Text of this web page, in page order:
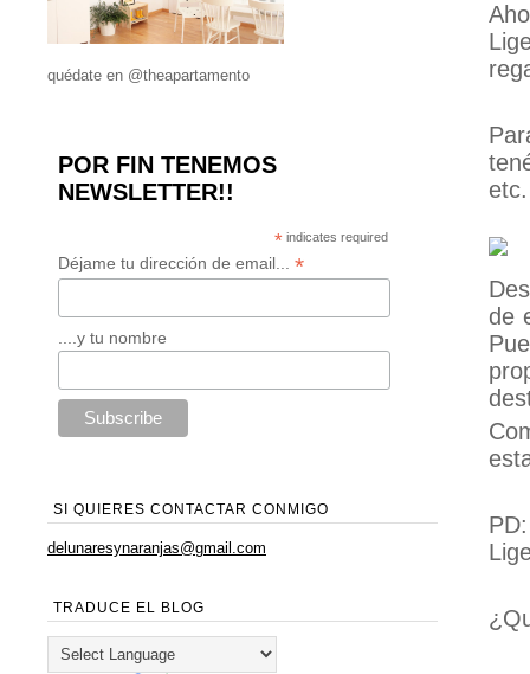
etc.
de
quédate en @theapartamento
POR FIN TENEMOS
NEWSLETTER!!
* indicates required
Déjame tu dirección de email... *
....y tu nombre
SI QUIERES CONTACTAR CONMIGO
delunaresynaranjas@gmail.com
TRADUCE EL BLOG